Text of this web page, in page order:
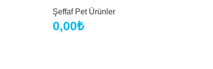
Şeffaf Pet Ürünler
0,00₺